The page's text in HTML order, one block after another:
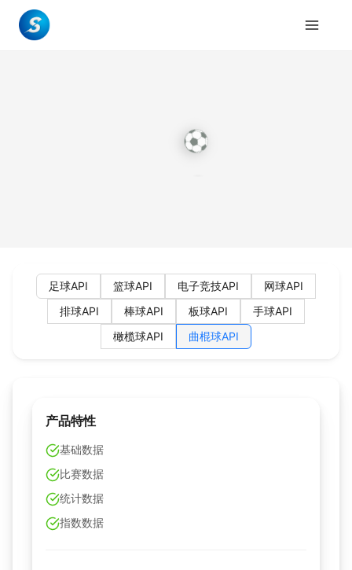
足球API 篮球API 电子竞技API
网球API
排球API
棒球API 板球API
手球API
橄榄球API
曲棍球API
产品特性
基础数据
比赛数据
统计数据
指数数据